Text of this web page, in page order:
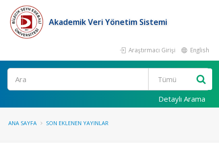
Akademik Veri Yönetim Sistemi
Araştırmacı Girişi English
Ara
Detaylı Arama
ANA SAYFA SON EKLENEN YAYINLAR